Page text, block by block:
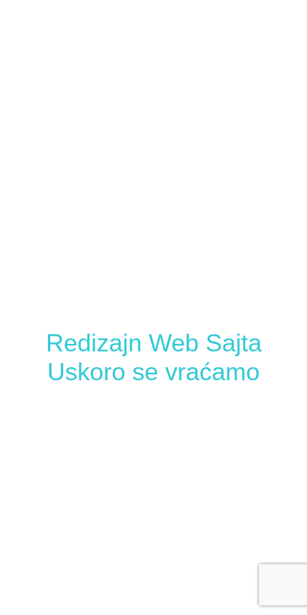
Redizajn Web Sajta
Uskoro se vraćamo